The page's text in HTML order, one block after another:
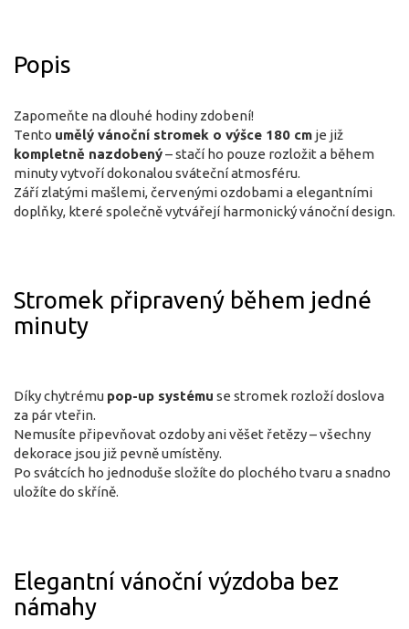
Popis
Zapomeňte na dlouhé hodiny zdobení!
Tento umělý vánoční stromek o výšce 180 cm je již
kompletně nazdobený– stačí ho pouze rozložit a během
minuty vytvoří dokonalou sváteční atmosféru.
Září zlatými mašlemi, červenými ozdobami a elegantními
doplňky, které společně vytvářejí harmonický vánoční design.
Stromek připravený během jedné
minuty
Díky chytrému pop-up systému se stromek rozloží doslova
za pár vteřin.
Nemusíte připevňovat ozdoby ani věšet řetězy – všechny
dekorace jsou již pevně umístěny.
Po svátcích ho jednoduše složíte do plochého tvaru a snadno
uložíte do skříně.
Elegantní vánoční výzdoba bez
námahy